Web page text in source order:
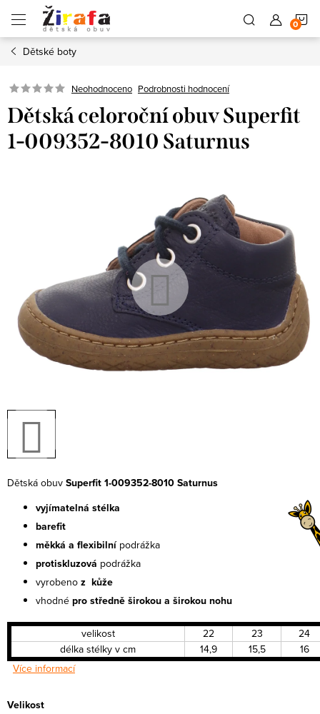
obsah
Dětské boty
Neohodnoceno Podrobnosti hodnocení
Dětská celoroční obuv Superfit
1-009352-8010 Saturnus
Dětská obuv Superfit 1-009352-8010 Saturnus
vyjímatelná stélka
barefit
měkká a flexibilnípodrážka
protiskluzová podrážka
vyrobeno z kůže
vhodné pro středně širokou a širokou nohu
velikost 22 23
24
délka stélky v cm
14,9 15,5
16
Více informací
Velikost